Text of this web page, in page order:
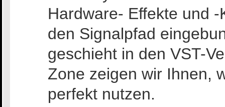
Hardware- Effekte und
den Signalpfad
geschieht in den VST-
Zone zeigen wir Ihnen,
perfekt nutzen.